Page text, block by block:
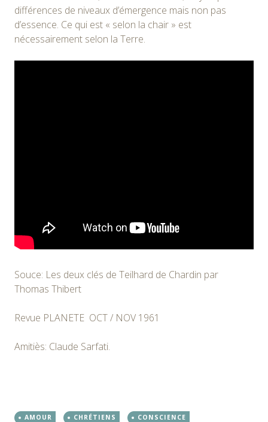
différences de niveaux d’émergence mais non pas
d’essence. Ce qui est « selon la chair » est
nécessairement selon la Terre.
Souce: Les deux clés de Teilhard de Chardin par
Thomas Thibert
Revue PLANETE OCT / NOV 1961
Amitiès: Claude Sarfati.
AMOUR CHRÉTIENS
CONSCIENCE